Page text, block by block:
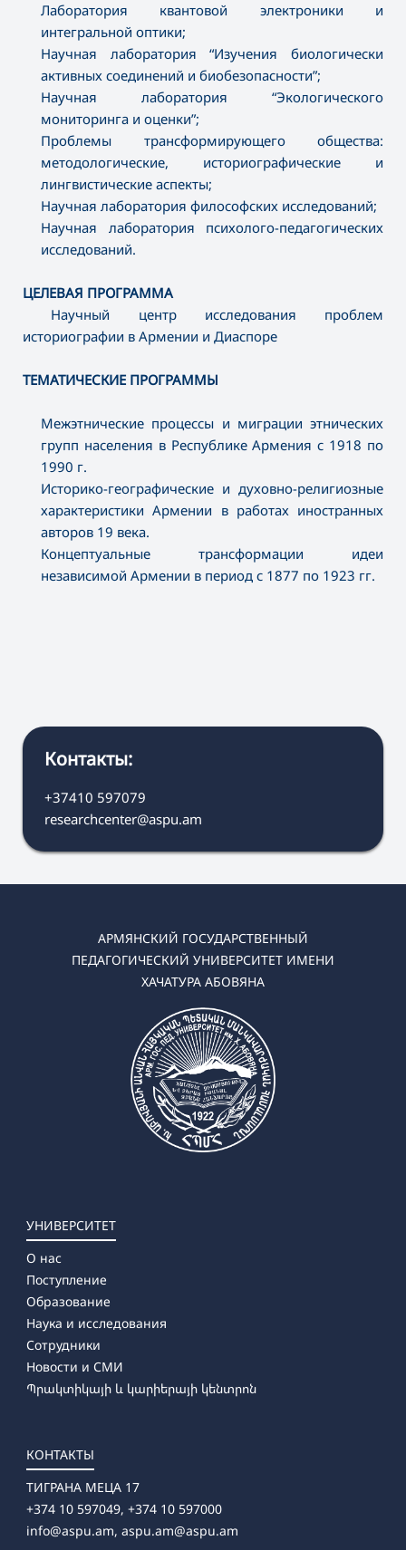
Лаборатория квантовой электроники и
интегральной оптики;
Научная лаборатория “Изучения биологически
активных соединений и биобезопасности”;
Научная лаборатория “Экологического
мониторинга и оценки”;
Проблемы трансформирующего общества:
методологические, историографические и
лингвистические аспекты;
Научная лаборатория философских исследований;
Научная лаборатория психолого-педагогических
исследований.
ЦЕЛЕВАЯ ПРОГРАММА
Научный центр исследования проблем
историографии в Армении и Диаспоре
ТЕМАТИЧЕСКИЕ ПРОГРАММЫ
Межэтнические процессы и миграции этнических
групп населения в Республике Армения с 1918 по
1990 г.
Историко-географические и духовно-религиозные
характеристики Армении в работах иностранных
авторов 19 века.
Концептуальные трансформации идеи
независимой Армении в период с 1877 по 1923 гг.
Контакты:
+37410 597079
researchcenter@aspu.am
АРМЯНСКИЙ ГОСУДАРСТВЕННЫЙ
ПЕДАГОГИЧЕСКИЙ УНИВЕРСИТЕТ ИМЕНИ
ХАЧАТУРА АБОВЯНА
УНИВЕРСИТЕТ
О нас
Поступление
Образование
Наука и исследования
Сотрудники
Новости и СМИ
Պրակտիկայի և կարիերայի կենտրոն
КОНТАКТЫ
ТИГРАНА МЕЦА 17
+374 10 597049, +374 10 597000
info@aspu.am, aspu.am@aspu.am